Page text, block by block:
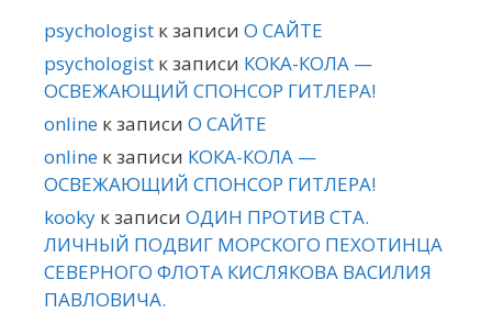
psychologist к записи О САЙТЕ
psychologist к записи КОКА-КОЛА —
ОСВЕЖАЮЩИЙ СПОНСОР ГИТЛЕРА!
online к записи О САЙТЕ
online к записи КОКА-КОЛА —
ОСВЕЖАЮЩИЙ СПОНСОР ГИТЛЕРА!
kooky к записи ОДИН ПРОТИВ СТА.
ЛИЧНЫЙ ПОДВИГ МОРСКОГО ПЕХОТИНЦА
СЕВЕРНОГО ФЛОТА КИСЛЯКОВА ВАСИЛИЯ
ПАВЛОВИЧА.